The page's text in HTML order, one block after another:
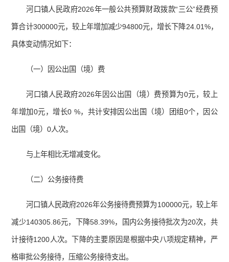
河口镇人民政府2026年一般公共预算财政拨款“三公”经费预
算合计300000元，较上年增加减少94800元，增长下降24.01%，
具体变动情况如下：
（一）因公出国（境）费
河口镇人民政府2026年因公出国（境）费预算为0元，较上
年增加0元，增长0 %，共计安排因公出国（境）团组0个，因公
出国（境）0人次。
与上年相比无增减变化。
（二）公务接待费
河口镇人民政府2026年公务接待费预算为100000元，较上年
减少140305.86元，下降58.39%，国内公务接待批次为20次，共
计接待1200人次。下降的主要原因是根据中央八项规定精神，严
格审批公务接待，压缩公务接待支出。